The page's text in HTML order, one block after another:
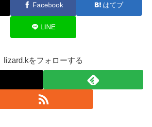
Facebook はてブ
LINE
lizard.kをフォローする